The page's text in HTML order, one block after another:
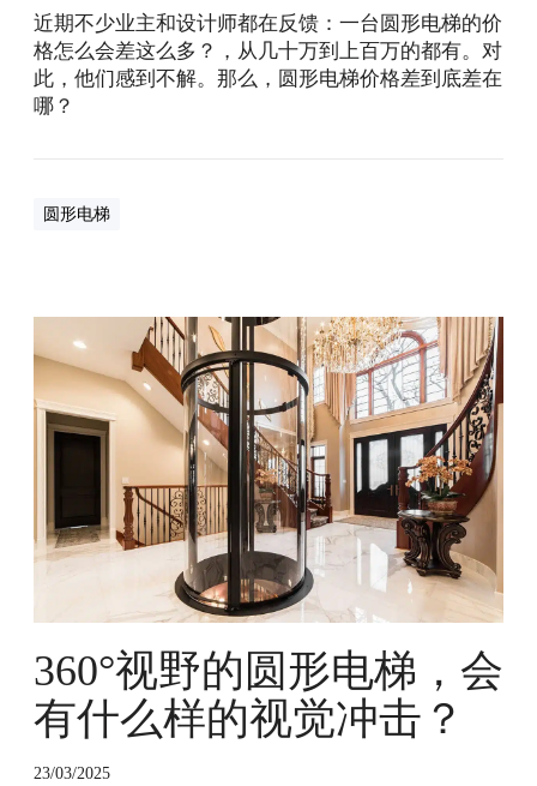
给
你
看
！
近期不少业主和设计师都在反馈：一台圆形电梯的价
格怎么会差这么多？，从几十万到上百万的都有。对
此，他们感到不解。那么，圆形电梯价格差到底差在
哪？
圆形电梯
6
0
°
圆
形
会
有
什
么
样
360°视野的圆形电梯，会
有什么样的视觉冲击？
23/03/2025